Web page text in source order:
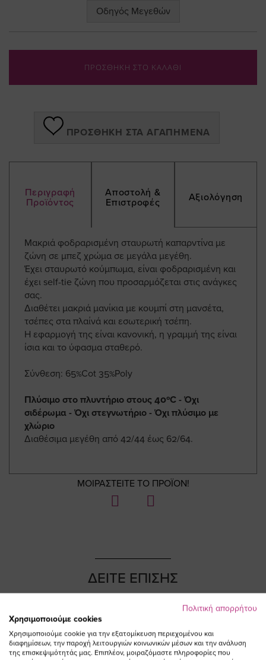
Οδηγός Μεγεθών
ΠΡΟΣΘΗΚΗ ΣΤΟ ΚΑΛΑΘΙ
ΠΡΟΣΘΉΚΗ ΣΤΑ ΑΓΑΠΗΜΈΝΑ
Περιγραφή
Προϊόντος
Αποστολή &
Επιστροφές
Αξιολόγηση
Μακριά φοδραρισμένη σταυρωτή καπαρντίνα με
ζώνη σε μπεζ χρώμα σε μεγάλα μεγέθη.
Έχει σταυρωτό κούμπωμα, είναι φοδραρισμένη και
έχει self-tie ζώνη που προσαρμόζεται στις ανάγκες
σας.
Διαθέτει μακριά μανίκια με κουμπί στη μανσέτα,
τσέπες στα πλαίνά και εσωτερική τσέπη.
Η εφαρμογή της είναι κανονική, η γραμμή της είναι
ίσια και το ύφασμα σταθερό.
Σύνθεση: 65%Cot 35%Poly
Πλύσιμο στο πλυντήριο στους 40ºC - Όχι
σιδέρωμα - Όχι στεγνωτήριο - Όχι πλύσιμο με
χλώριο
Διαθέσιμα μεγέθη από 42/44 έως 62/64.
ΜΟΙΡΑΣΤΕΙΤΕ ΤΟ ΠΡΟΪΟΝ!
ΔΕΙΤΕ ΕΠΙΣΗΣ
Πολιτική απορρήτου
Χρησιμοποιούμε cookies
Χρησιμοποιούμε cookie για την εξατομίκευση περιεχομένου και
διαφημίσεων, την παροχή λειτουργιών κοινωνικών μέσων και την ανάλυση
της επισκεψιμότητάς μας. Επιπλέον, μοιραζόμαστε πληροφορίες που